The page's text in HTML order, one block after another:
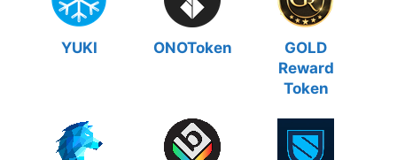
YUKI ONOToken
GOLD
Reward
Token